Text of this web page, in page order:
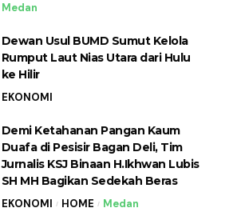
Medan
Dewan Usul BUMD Sumut Kelola
Rumput Laut Nias Utara dari Hulu
ke Hilir
EKONOMI
Demi Ketahanan Pangan Kaum
Duafa di Pesisir Bagan Deli, Tim
Jurnalis KSJ Binaan H.Ikhwan Lubis
SH MH Bagikan Sedekah Beras
EKONOMI HOME Medan